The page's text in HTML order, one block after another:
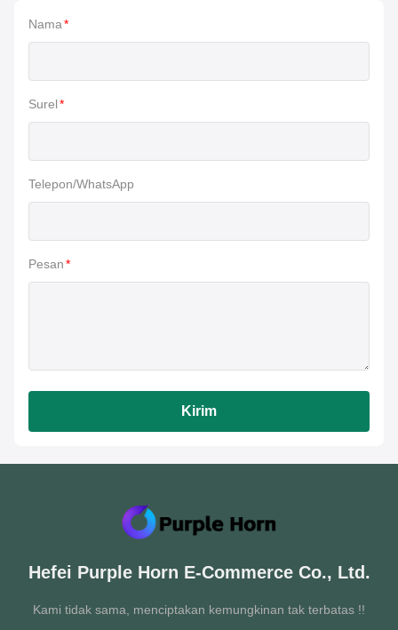
Nama*
Surel*
Telepon/WhatsApp
Pesan*
Kirim
Hefei Purple Horn E-Commerce Co., Ltd.
Kami tidak sama, menciptakan kemungkinan tak terbatas !!